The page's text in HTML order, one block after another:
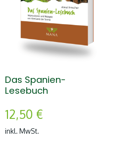
Das Spanien-
Lesebuch
12,50 €
inkl. MwSt.